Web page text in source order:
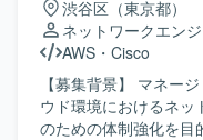
渋谷区（東京都）
ネットワークエン
AWS ・ Cisco
【募集背景】 マネー
ウド環境におけるネッ
のための体制強化を目的